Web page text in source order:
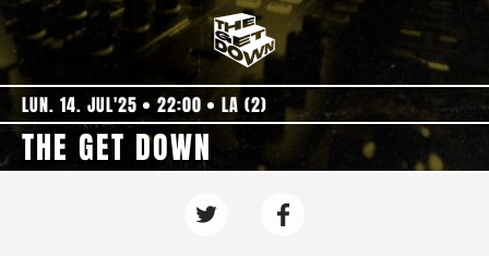
LUN. 14. JUL'25 22:00 LA (2)
THE GET DOWN